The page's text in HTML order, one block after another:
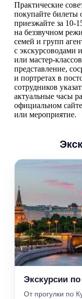
Практические
покупайте билеты
приезжайте за 10-
на беззвучном
семей и групп
с экскурсоводами
или мастер-
представление,
и портретах в
сотрудников
актуальные часы
официальном
или мероприятие.
Экскурсии
От прогулки по